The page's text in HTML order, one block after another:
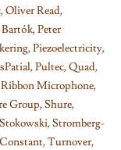
,Oliver Read,
Bartók,Peter
,Piezoelectricity,
,Pultec,Quad,
Ribbon Microphone,
Group,Shure,
Stokowski,Stromberg-
,Turnover,